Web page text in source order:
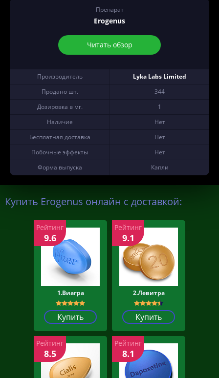
Препарат
Erogenus
Читать обзор
Производитель
Lyka Labs Limited
Продано шт.
344
Дозировка в мг.
1
Наличие
Нет
Бесплатная доставка
Нет
Побочные эффекты
Нет
Форма выпуска
Капли
Купить Erogenus онлайн с доставкой:
1.Виагра
Купить
Рейтинг
9.6
2.Левитра
Купить
Рейтинг
9.1
Рейтинг
8.5
Рейтинг
8.1